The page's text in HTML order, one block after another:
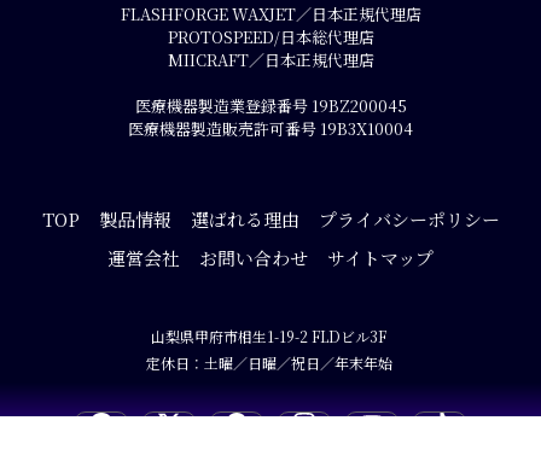
FLASHFORGE WAXJET／日本正規代理店
PROTOSPEED/日本総代理店
MIICRAFT／日本正規代理店
医療機器製造業登録番号 19BZ200045
医療機器製造販売許可番号 19B3X10004
TOP 製品情報 選ばれる理由
プライバシーポリシー
運営会社
お問い合わせ サイトマップ
山梨県甲府市相生1-19-2 FLDビル3F
定休日：土曜／日曜／祝日／年末年始